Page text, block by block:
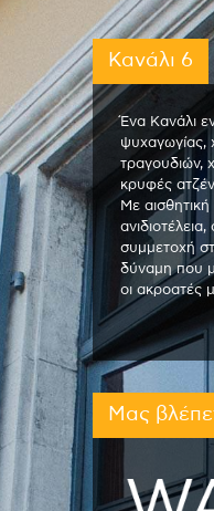
Κανάλι 6
Ένα Κανάλι
ψυχαγωγίας,
τραγουδιών,
κρυφές
Με
συμμετοχή
δύναμη που
οι ακροατές
Μας